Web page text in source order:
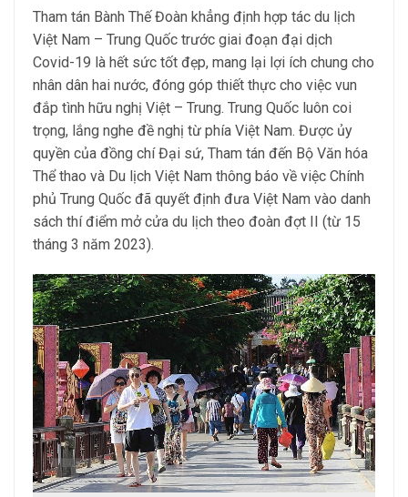
Tham tán Bành Thế Đoàn khẳng định hợp tác du lịch
Việt Nam – Trung Quốc trước giai đoạn đại dịch
Covid-19 là hết sức tốt đẹp, mang lại lợi ích chung cho
nhân dân hai nước, đóng góp thiết thực cho việc vun
đắp tình hữu nghị Việt – Trung. Trung Quốc luôn coi
trọng, lắng nghe đề nghị từ phía Việt Nam. Được ủy
quyền của đồng chí Đại sứ, Tham tán đến Bộ Văn hóa
Thể thao và Du lịch Việt Nam thông báo về việc Chính
phủ Trung Quốc đã quyết định đưa Việt Nam vào danh
sách thí điểm mở cửa du lịch theo đoàn đợt II (từ 15
tháng 3 năm 2023).